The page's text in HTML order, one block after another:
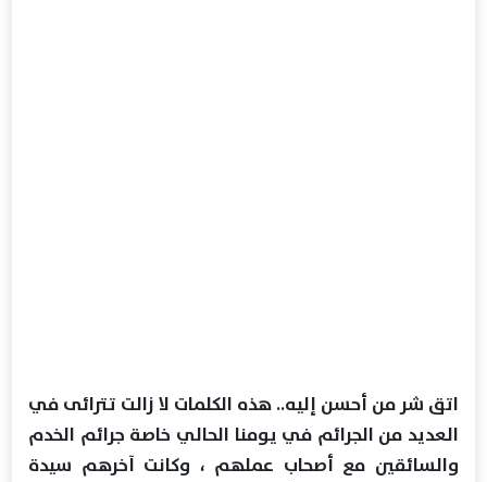
اتق شر من أحسن إليه.. هذه الكلمات لا زالت تترائى في
العديد من الجرائم في يومنا الحالي خاصة جرائم الخدم
والسائقين مع أصحاب عملهم ، وكانت آخرهم سيدة